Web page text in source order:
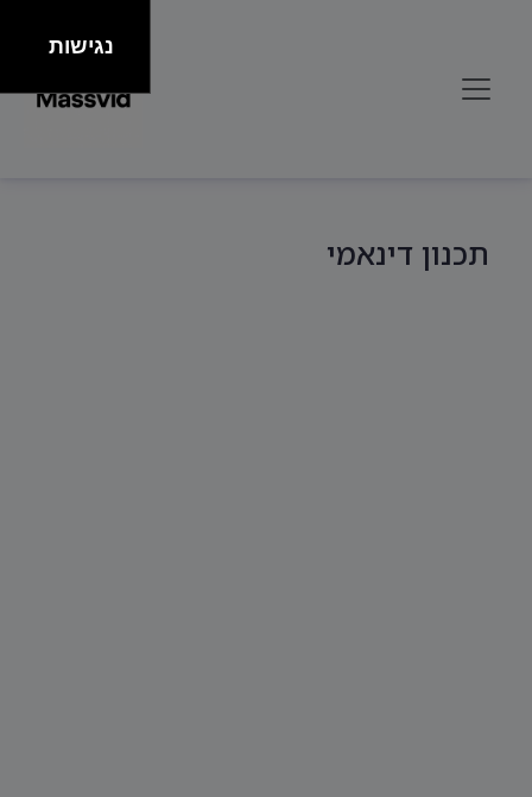
תכנון דינאמי
נגישות